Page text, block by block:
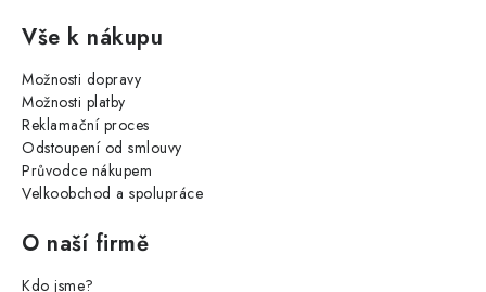
Vše k nákupu
Možnosti dopravy
Možnosti platby
Reklamační proces
Odstoupení od smlouvy
Průvodce nákupem
Velkoobchod a spolupráce
O naší firmě
Kdo jsme?